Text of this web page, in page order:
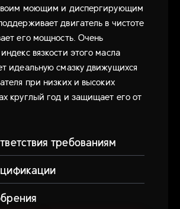
моющим и диспергирующим
двигатель в чистоте
его мощность. Очень
вязкости этого масла
идеальную смазку движущихся
при низких и высоких
круглый год и защищает его от
требованиям